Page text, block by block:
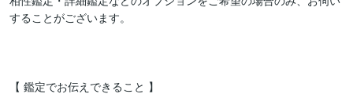
することがございます。
【 鑑定でお伝えできること 】